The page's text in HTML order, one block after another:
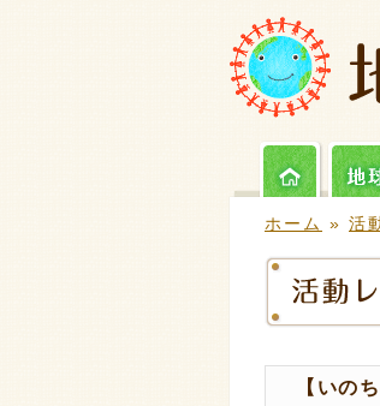
ホーム » 活
【いの